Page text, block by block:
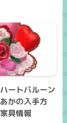
ートバルーン
かの入手方
具情報